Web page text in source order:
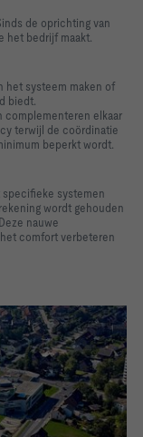
de oprichting van
het bedrijf maakt.
het systeem maken of
biedt.
complementeren elkaar
terwijl de coördinatie
beperkt wordt.
specifieke systemen
wordt gehouden
nauwe
comfort verbeteren